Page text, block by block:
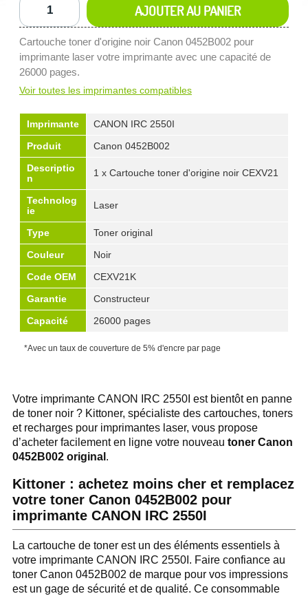
AJOUTER AU PANIER
Cartouche toner d'origine noir Canon 0452B002 pour
imprimante laser votre imprimante avec une capacité de
26000 pages.
Voir toutes les imprimantes compatibles
Imprimante
CANON IRC 2550I
Produit
Canon 0452B002
Descriptio
n
1 x Cartouche toner d'origine noir CEXV21
Technolog
ie
Laser
Type
Toner original
Couleur
Noir
Code OEM
CEXV21K
Garantie
Constructeur
Capacité
26000 pages
*Avec un taux de couverture de 5% d'encre par page
Votre imprimante CANON IRC 2550I est bientôt en panne
de toner noir ? Kittoner, spécialiste des cartouches, toners
et recharges pour imprimantes laser, vous propose
d’acheter facilement en ligne votre nouveau toner Canon
0452B002 original .
Kittoner : achetez moins cher et remplacez
votre toner Canon 0452B002 pour
imprimante CANON IRC 2550I
La cartouche de toner est un des éléments essentiels à
votre imprimante CANON IRC 2550I. Faire confiance au
toner Canon 0452B002 de marque pour vos impressions
est un gage de sécurité et de qualité. Ce consommable